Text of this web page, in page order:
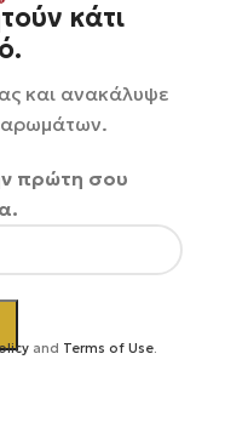
κάτι
και ανακάλυψε
πρώτη σου
and Terms of Use.